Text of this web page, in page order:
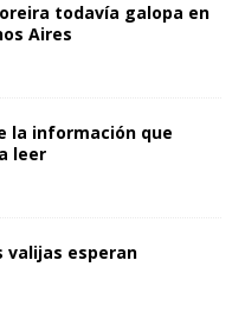
todavía galopa en
Aires
la información que
leer
valijas esperan